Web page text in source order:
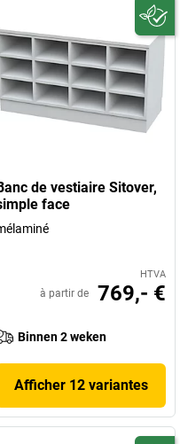
de vestiaire Sitover,
face
HTVA
à partir de 769,- €
Binnen 2 weken
Afficher 12 variantes